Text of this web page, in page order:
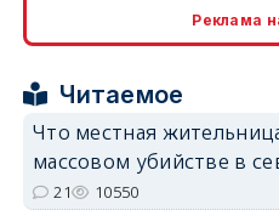
Реклама
Читаемое
Что местная
массовом убийстве в
21 10550